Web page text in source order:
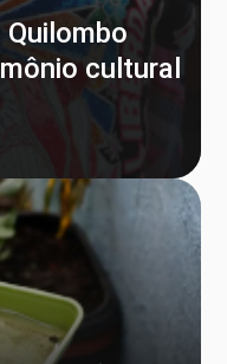
cultural